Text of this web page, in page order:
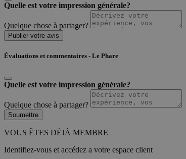
Quelle est votre impression générale?
Quelque chose à partager?
Publier votre avis
Évaluations et commentaires - Le Phare
Quelle est votre impression générale?
Quelque chose à partager?
Soumettre
VOUS ÊTES DÉJÀ MEMBRE
Identifiez-vous et accédez a votre espace client